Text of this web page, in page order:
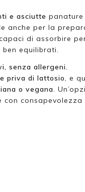
e asciutte
anche per la
di assorbire
equilibrati.
senza allergeni.
priva di lattosio
, e
o vegana .
con